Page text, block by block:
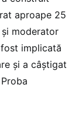
aproape 25
moderator
implicată
și a câștigat